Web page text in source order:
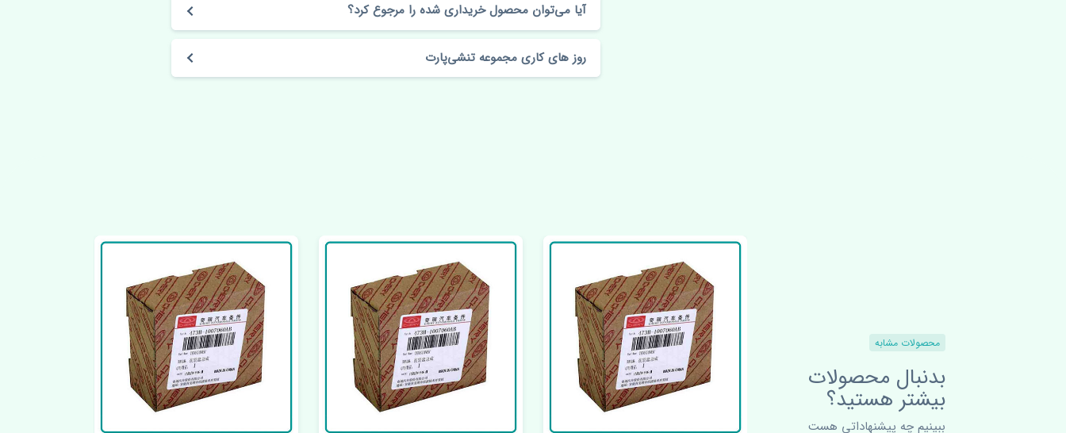
آیا می‌توان محصول خریداری شده را مرجوع کرد؟
روز های کاری مجموعه تنشی‌پارت
محصولات مشابه
بدنبال محصولات
بیشتر هستید؟
ببینیم چه پیشنهاداتی هست